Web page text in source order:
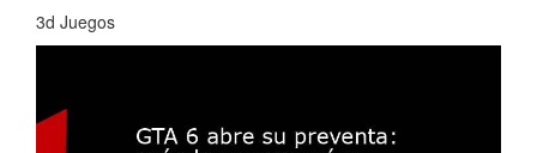
3d Juegos